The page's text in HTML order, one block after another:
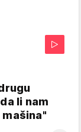
li nam